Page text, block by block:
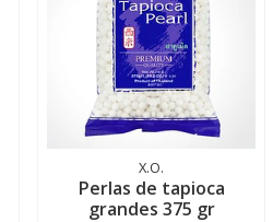
X.O.
Perlas de tapioca
grandes 375 gr